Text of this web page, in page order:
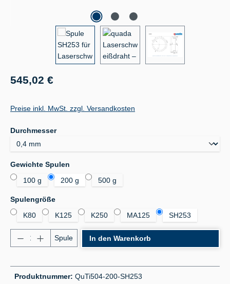
Regulärer Preis:
545,02 €
Preise inkl. MwSt. zzgl. Versandkosten
Durchmesserauswählen
Gewichte Spulen
100 g
200 g 500 g
Spulengrößeauswählen
K80
K125 K250 MA125 SH253
Produkt Anzahl: Gib den gewünschten Wert ein
Spule In den Warenkorb
Produktnummer: QuTi504-200-SH253